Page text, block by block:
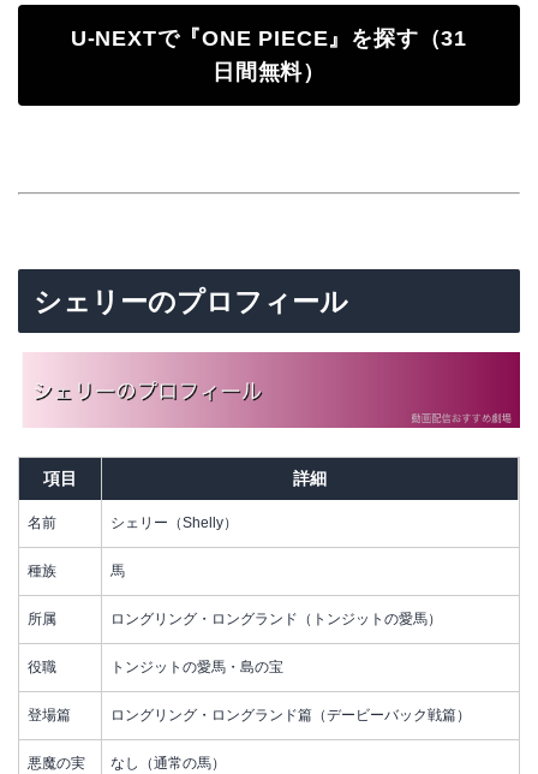
U-NEXTで『ONE PIECE』を探す（31
日間無料）
シェリーのプロフィール
項目 詳細
名前 シェリー（Shelly）
種族 馬
所属 ロングリング・ロングランド（トンジットの愛馬）
役職 トンジットの愛馬・島の宝
登場篇 ロングリング・ロングランド篇（デービーバック戦篇）
悪魔の実 なし（通常の馬）